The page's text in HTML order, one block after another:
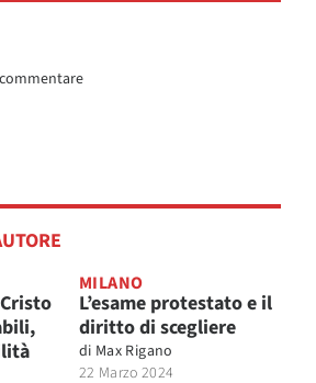
MILANO
L’esame protestato e il
diritto di scegliere
di Max Rigano
22 Marzo 2024